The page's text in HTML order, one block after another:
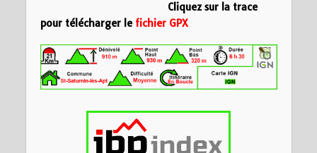
Insérez votre description formatée ici
800
Nom:2 St
Altitude minimum:
Cliquez sur la trace
pour télécharger le fichier GPX